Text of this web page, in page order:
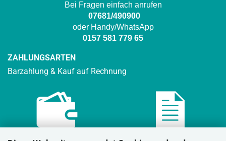
Bei Fragen einfach anrufen
07681/490900
oder Handy/WhatsApp
0157 581 779 65
ZAHLUNGSARTEN
Barzahlung & Kauf auf Rechnung